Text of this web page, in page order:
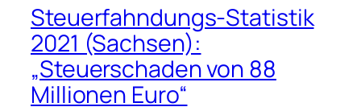
Steuerfahndungs-Statistik
2021 (Sachsen):
„Steuerschaden von 88
Millionen Euro“